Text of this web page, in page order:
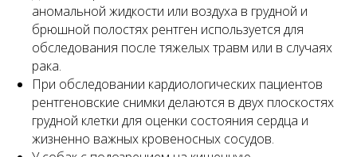
аномальной жидкости или воздуха в грудной и
брюшной полостях рентген используется для
обследования после тяжелых травм или в случаях
рака.
При обследовании кардиологических пациентов
рентгеновские снимки делаются в двух плоскостях
грудной клетки для оценки состояния сердца и
жизненно важных кровеносных сосудов.